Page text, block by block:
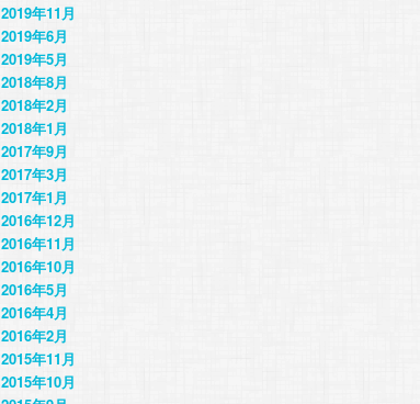
2019年11月
2019年6月
2019年5月
2018年8月
2018年2月
2018年1月
2017年9月
2017年3月
2017年1月
2016年12月
2016年11月
2016年10月
2016年5月
2016年4月
2016年2月
2015年11月
2015年10月